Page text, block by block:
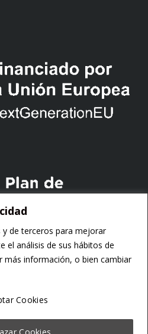
de terceros para mejorar
el análisis de sus hábitos de
más información, o bien cambiar
Cookies
Cookies